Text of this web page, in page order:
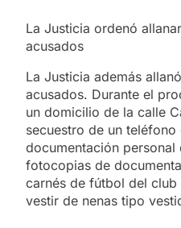
La Justicia ordenó
acusados
La Justicia además
acusados. Durante el
un domicilio de la calle
secuestro de un
documentación personal
fotocopias de
carnés de fútbol del
vestir de nenas tipo